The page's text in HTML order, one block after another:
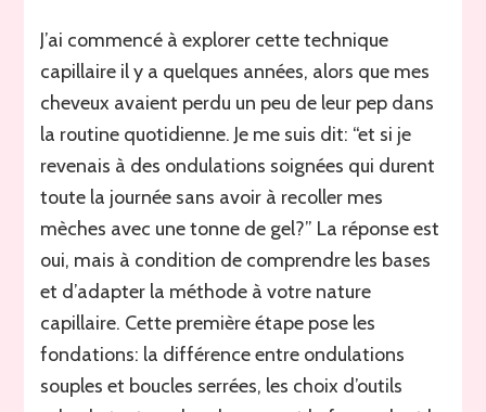
J’ai commencé à explorer cette technique
capillaire il y a quelques années, alors que mes
cheveux avaient perdu un peu de leur pep dans
la routine quotidienne. Je me suis dit: “et si je
revenais à des ondulations soignées qui durent
toute la journée sans avoir à recoller mes
mèches avec une tonne de gel?” La réponse est
oui, mais à condition de comprendre les bases
et d’adapter la méthode à votre nature
capillaire. Cette première étape pose les
fondations: la différence entre ondulations
souples et boucles serrées, les choix d’outils